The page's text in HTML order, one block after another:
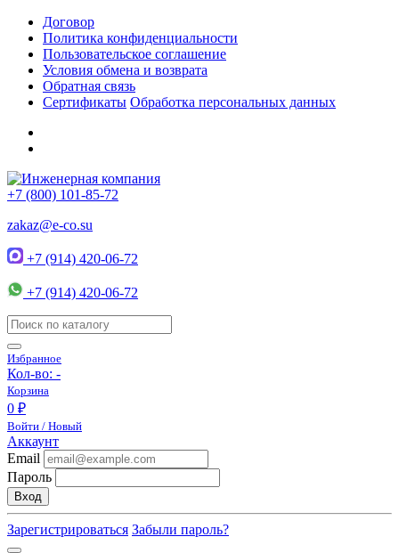
Договор
Политика конфиденциальности
Пользовательское соглашение
Условия обмена и возврата
Обратная связь
Сертификаты Обработка персональных данных
+7 (800) 101-85-72
zakaz@e-co.su
+7 (914) 420-06-72
+7 (914) 420-06-72
Избранное
Кол-во: -
Корзина
0 ₽
Войти / Новый
Аккаунт
Email
Пароль
Вход
Зарегистрироваться Забыли пароль?